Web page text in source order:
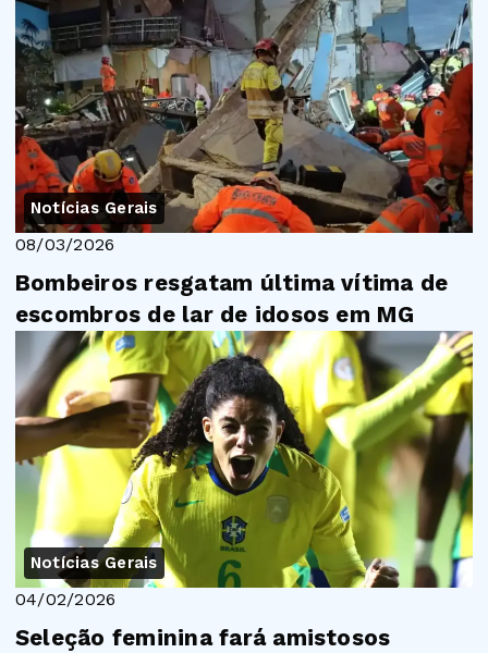
Notícias Gerais
08/03/2026
Bombeiros resgatam última vítima de
escombros de lar de idosos em MG
Notícias Gerais
04/02/2026
Seleção feminina fará amistosos